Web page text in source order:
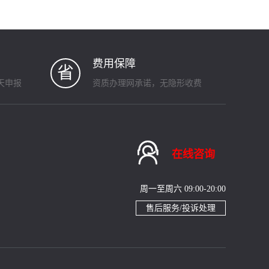
申报
省 费用保障
资质办理网承诺，无隐形收费
 在线咨询
周一至周六 09:00-20:00
售后服务/投诉处理